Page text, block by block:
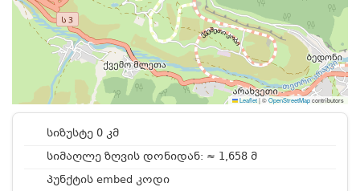
Leaflet|©OpenStreetMapcontributors
სიზუსტე 0 კმ
სიმაღლე ზღვის დონიდან: ≈ 1,658 მ
პუნქტის embed კოდი